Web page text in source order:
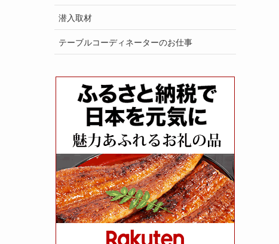
潜入取材
テーブルコーディネーターのお仕事